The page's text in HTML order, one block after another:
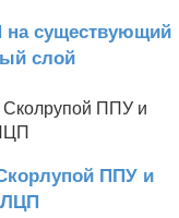
существующий
слой
ППУ и